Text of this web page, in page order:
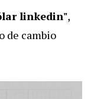
linkedin",
de cambio